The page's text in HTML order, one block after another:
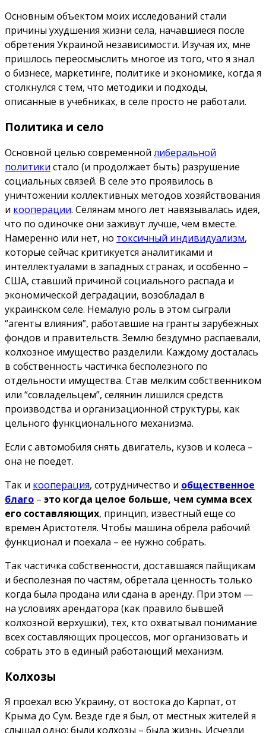
Основным объектом моих исследований стали
причины ухудшения жизни села, начавшиеся после
обретения Украиной независимости. Изучая их, мне
пришлось переосмыслить многое из того, что я знал
о бизнесе, маркетинге, политике и экономике, когда я
столкнулся с тем, что методики и подходы,
описанные в учебниках, в селе просто не работали.
Политика и село
Основной целью современной либеральной
политики стало (и продолжает быть) разрушение
социальных связей. В селе это проявилось в
уничтожении коллективных методов хозяйствования
и кооперации. Селянам много лет навязывалась идея,
что по одиночке они заживут лучше, чем вместе.
Намеренно или нет, но токсичный индивидуализм,
которые сейчас критикуется аналитиками и
интеллектуалами в западных странах, и особенно –
США, ставший причиной социального распада и
экономической деградации, возобладал в
украинском селе. Немалую роль в этом сыграли
“агенты влияния”, работавшие на гранты зарубежных
фондов и правительств. Землю бездумно распаевали,
колхозное имущество разделили. Каждому досталась
в собственность частичка бесполезного по
отдельности имущества. Став мелким собственником
или “совладельцем”, селянин лишился средств
производства и организационной структуры, как
цельного функционального механизма.
Если с автомобиля снять двигатель, кузов и колеса –
она не поедет.
Так и кооперация, сотрудничество и общественное
благо – это когда целое больше, чем сумма всех
его составляющих, принцип, известный еще со
времен Аристотеля. Чтобы машина обрела рабочий
функционал и поехала – ее нужно собрать.
Так частичка собственности, доставшаяся пайщикам
и бесполезная по частям, обретала ценность только
когда была продана или сдана в аренду. При этом —
на условиях арендатора (как правило бывшей
колхозной верхушки), тех, кто охватывал понимание
всех составляющих процессов, мог организовать и
собрать это в единый работающий механизм.
Колхозы
Я проехал всю Украину, от востока до Карпат, от
Крыма до Сум. Везде где я был, от местных жителей я
слышал одно: были колхозы – была жизнь. Исчезли